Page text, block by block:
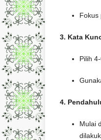
Fokus
3. Kata
Pilih
4.
Mulai